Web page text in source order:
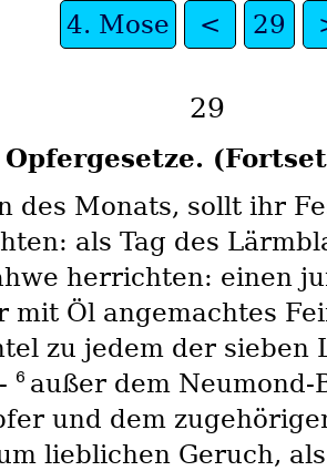
4. Mose < 29
29
Opfergesetze.
des Monats, sollt ihr
als Tag des
herrichten: einen
mit Öl angemachtes
zu jedem der sieben
6 außer dem
und dem
lieblichen Geruch,